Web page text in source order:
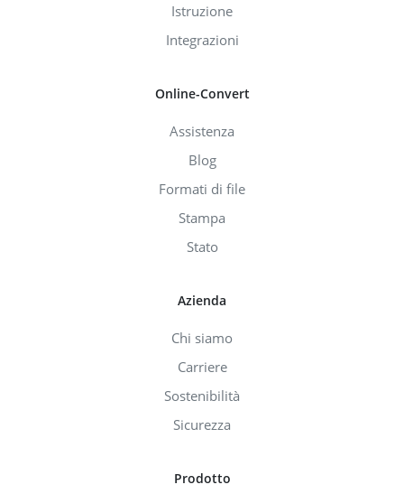
Istruzione
Integrazioni
Online-Convert
Assistenza
Blog
Formati di file
Stampa
Stato
Azienda
Chi siamo
Carriere
Sostenibilità
Sicurezza
Prodotto